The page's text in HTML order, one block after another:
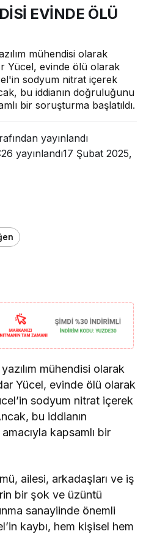
EVİNDE ÖLÜ
mühendisi olarak
Yücel, evinde ölü olarak
sodyum nitrat içerek
bu iddianın doğruluğunu
bir soruşturma başlatıldı.
yayınlandı
yayınlandı17 Şubat 2025,
mühendisi olarak
Yücel, evinde ölü olarak
sodyum nitrat içerek
bu iddianın
kapsamlı bir
ailesi, arkadaşları ve iş
bir şok ve üzüntü
sanayiinde önemli
kaybı, hem kişisel hem